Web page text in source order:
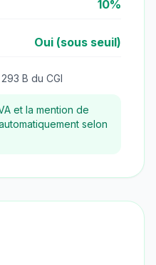
10%
Oui (sous seuil)
B du CGI
et la mention de
selon